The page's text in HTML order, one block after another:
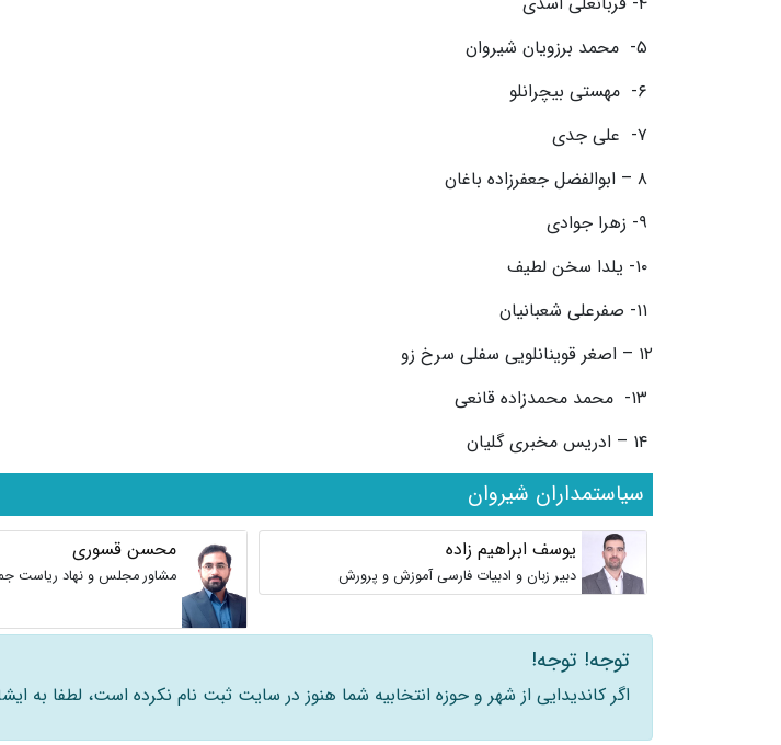
۱۲ – اصغر قوینانلویی سفلی سرخ زو
سیاستمداران شیروان
یوسف ابراهیم زاده
دبیر زبان و ادبیات فارسی آموزش و پرورش
محسن قسوری
مشاور مجلس و نهاد ریاست
توجه! توجه!
اگر کاندیدایی از شهر و حوزه انتخابیه شما هنوز در سایت ثبت نام نکرده است، لطفا به